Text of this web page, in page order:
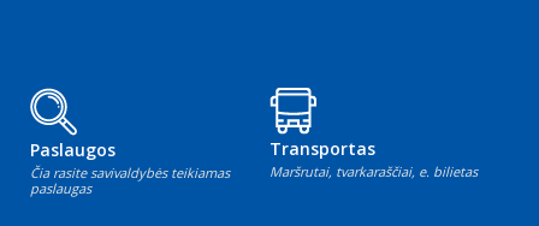
Paslaugos
Čia rasite savivaldybės teikiamas
paslaugas
Transportas
Maršrutai, tvarkaraščiai, e. bilietas